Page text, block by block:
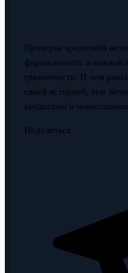
Проверка кредитной
формальность, а важный
грамотности. И чем
своей историей, тем
кредитами и
Поделиться